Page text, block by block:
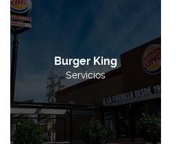
Burger King
Servicios